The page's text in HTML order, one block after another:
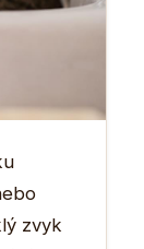
zvyk